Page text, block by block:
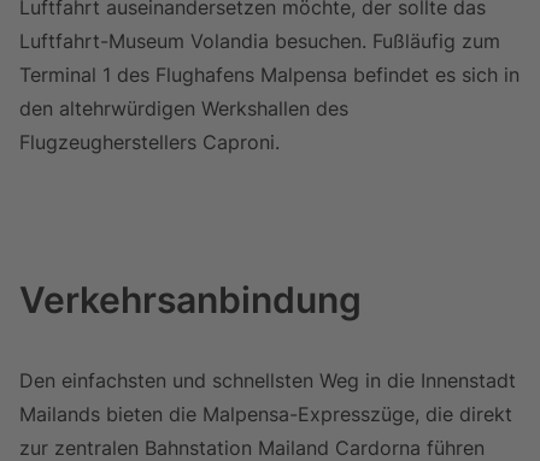
Luftfahrt auseinandersetzen möchte, der sollte das
Luftfahrt-Museum Volandia besuchen. Fußläufig zum
Terminal 1 des Flughafens Malpensa befindet es sich in
den altehrwürdigen Werkshallen des
Flugzeugherstellers Caproni.
Verkehrsanbindung
Den einfachsten und schnellsten Weg in die Innenstadt
Mailands bieten die Malpensa-Expresszüge, die direkt
zur zentralen Bahnstation Mailand Cardorna führen